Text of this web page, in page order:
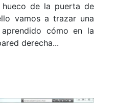
de la puerta de
vamos a trazar una
cómo en la
derecha...